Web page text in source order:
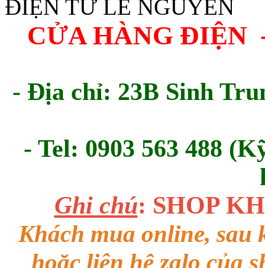
ĐIỆN TỬ LÊ NGUYÊN
CỬA HÀNG ĐIỆN
- Địa chỉ: 23B Sinh
- Tel: 0903 563 488
Ghi chú: SHOP
Khách mua online,
hoặc liên hệ zalo của